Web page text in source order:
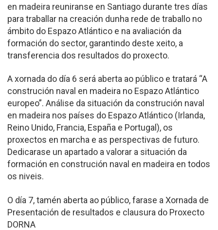
en madeira reuniranse en Santiago durante tres días
para traballar na creación dunha rede de traballo no
ámbito do Espazo Atlántico e na avaliación da
formación do sector, garantindo deste xeito, a
transferencia dos resultados do proxecto.
A xornada do día 6 será aberta ao público e tratará “A
construción naval en madeira no Espazo Atlántico
europeo”. Análise da situación da construción naval
en madeira nos países do Espazo Atlántico (Irlanda,
Reino Unido, Francia, España e Portugal), os
proxectos en marcha e as perspectivas de futuro.
Dedicarase un apartado a valorar a situación da
formación en construción naval en madeira en todos
os niveis.
O día 7, tamén aberta ao público, farase a Xornada de
Presentación de resultados e clausura do Proxecto
DORNA